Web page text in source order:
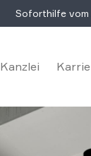
Soforthilfe vom
Kanzlei